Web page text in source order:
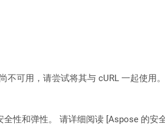
可用，请尝试将其与 cURL 一起使用。
性和弹性。 请详细阅读 [Aspose 的安